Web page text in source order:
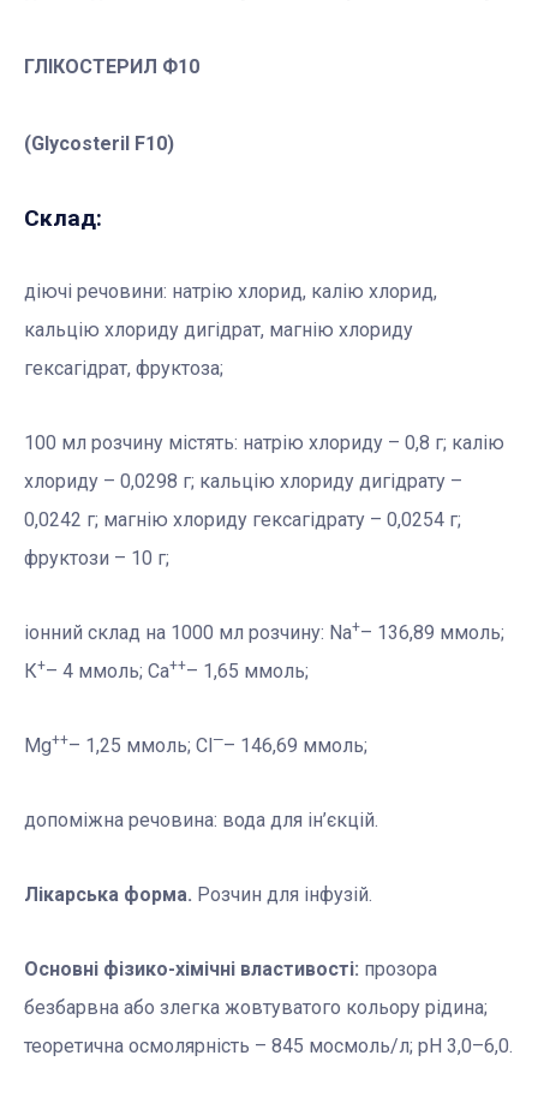
ГЛІКОСТЕРИЛ Ф10
(Glycosteril F10)
Склад:
діючі речовини: натрію хлорид, калію хлорид,
кальцію хлориду дигідрат, магнію хлориду
гексагідрат, фруктоза;
100 мл розчину містять: натрію хлориду – 0,8 г; калію
хлориду – 0,0298 г; кальцію хлориду дигідрату –
0,0242 г; магнію хлориду гексагідрату – 0,0254 г;
фруктози – 10 г;
іонний склад на 1000 мл розчину: Na+– 136,89 ммоль;
К+– 4 ммоль; Са++– 1,65 ммоль;
Mg++– 1,25 ммоль; Cl—– 146,69 ммоль;
допоміжна речовина: вода для ін’єкцій.
Лікарська форма. Розчин для інфузій.
Основні фізико-хімічні властивості: прозора
безбарвна або злегка жовтуватого кольору рідина;
теоретична осмолярність – 845 мoсмоль/л; рН 3,0–6,0.